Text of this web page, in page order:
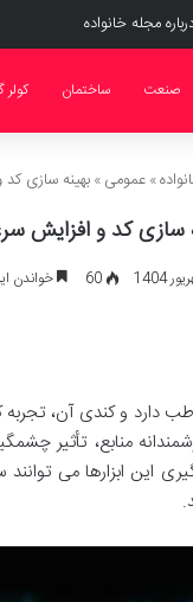
مجله خانواده
صنعت ساختمان کولر
»عمومی»بهینه سازی
سازی کد و افزایش
60 خواندن این
و کندی آن، تجربه
منابع، تأثیر
این ابزارها می